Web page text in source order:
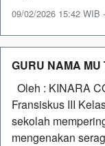
09/02/2026 15:42 WIB
GURU NAMA
Oleh : KINARA
Fransiskus III
sekolah
mengenakan